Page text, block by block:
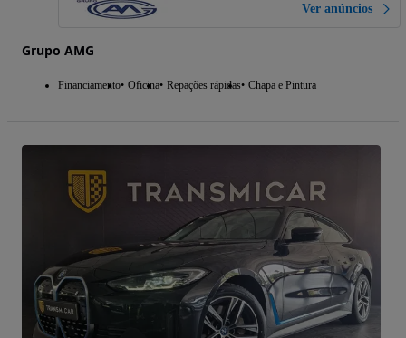
Ver anúncios
Grupo AMG
Financiamento Oficina Repações rápidas Chapa e Pintura